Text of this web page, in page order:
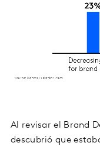
Al revisar el Brand
descubrió que